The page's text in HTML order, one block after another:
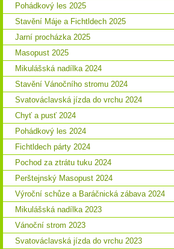
Pohádkový les 2025
Stavění Máje a Fichtldech 2025
Jarní procházka 2025
Masopust 2025
Mikulášská nadílka 2024
Stavění Vánočního stromu 2024
Svatováclavská jízda do vrchu 2024
Chyť a pusť 2024
Pohádkový les 2024
Fichtldech párty 2024
Pochod za ztrátu tuku 2024
Perštejnský Masopust 2024
Výroční schůze a Baráčnická zábava 2024
Mikulášská nadílka 2023
Vánoční strom 2023
Svatováclavská jízda do vrchu 2023